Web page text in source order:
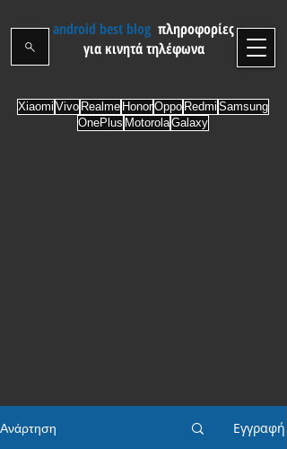
android best blog πληροφορίες
για κινητά τηλέφωνα
Xiaomi Vivo Realme HonorOppo Redmi Samsung
OnePlus MotorolaGalaxy
Ανάρτηση Εγγραφή